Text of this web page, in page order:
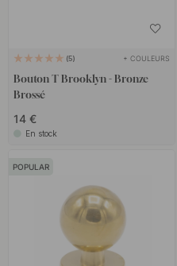
5 + COULEURS
Bouton T Brooklyn - Bronze
Brossé
14 €
En stock
POPULAR